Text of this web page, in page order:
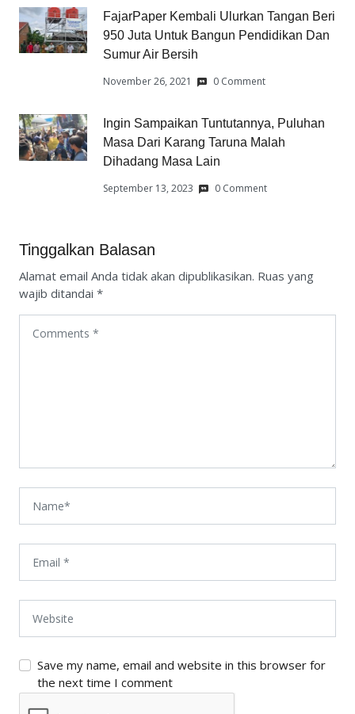
FajarPaper Kembali Ulurkan Tangan Beri
950 Juta Untuk Bangun Pendidikan Dan
Sumur Air Bersih
November 26, 2021 0 Comment
Ingin Sampaikan Tuntutannya, Puluhan
Masa Dari Karang Taruna Malah
Dihadang Masa Lain
September 13, 2023 0 Comment
Tinggalkan Balasan
Alamat email Anda tidak akan dipublikasikan. Ruas yang
wajib ditandai *
Save my name, email and website in this browser for
the next time I comment